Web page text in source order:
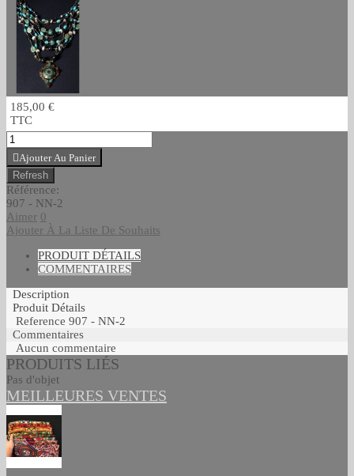
185,00 €
TTC
Ajouter Au Panier
Référence:
907 - NN-2
Aimer 0
Ajouter À La Liste De Souhaits
PRODUIT DÉTAILS
COMMENTAIRES
Description
Produit Détails
Reference 907 - NN-2
Commentaires
Aucun commentaire
PRODUITS LIÉS
Pas d'objet
MEILLEURES VENTES